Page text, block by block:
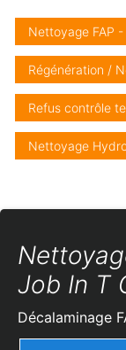
Nettoyage FAP
Régénération /
Refus contrôle
Nettoyage
Job In T
Décalaminage